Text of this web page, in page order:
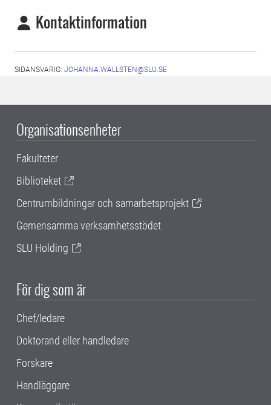
Kontaktinformation
SIDANSVARIG: JOHANNA.WALLSTEN@SLU.SE
Organisationsenheter
Fakulteter
Biblioteket
Centrumbildningar och samarbetsprojekt
Gemensamma verksamhetsstödet
SLU Holding
För dig som är
Chef/ledare
Doktorand eller handledare
Forskare
Handläggare